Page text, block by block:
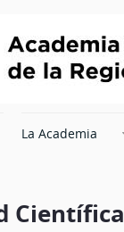
La Academia
Científica